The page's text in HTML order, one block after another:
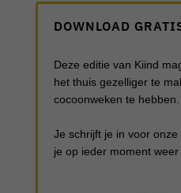
DOWNLOAD
Deze editie van Kiind
het thuis gezelliger te
cocoonweken te hebben.
Je schrijft je in voor
je op ieder moment weer